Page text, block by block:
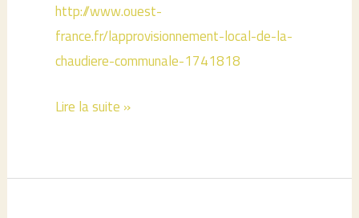
http://www.ouest-
france.fr/lapprovisionnement-local-de-la-
chaudiere-communale-1741818
Une
à
Lire la suite »